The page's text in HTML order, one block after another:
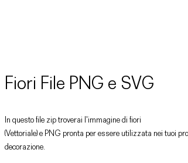
Fiori File PNG e SVG
In questo file zip troverai l'immagine di fiori
(Vettoriale) e PNG pronta per essere utilizzata nei tuoi
decorazione.